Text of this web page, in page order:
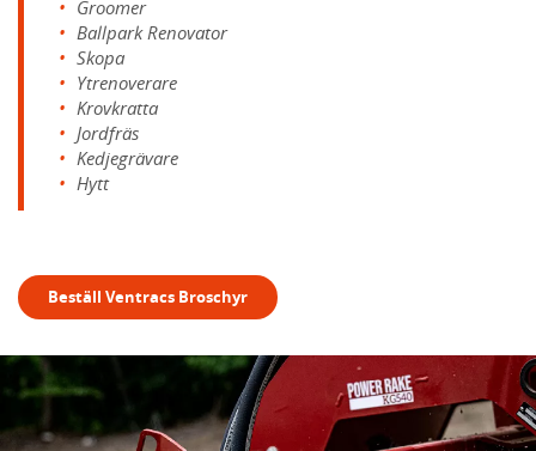
Groomer
Ballpark Renovator
Skopa
Ytrenoverare
Krovkratta
Jordfräs
Kedjegrävare
Hytt
Beställ Ventracs Broschyr